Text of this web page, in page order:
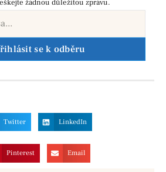
žádnou důležitou zprávu.
se k odběru
Twitter LinkedIn
Pinterest Email